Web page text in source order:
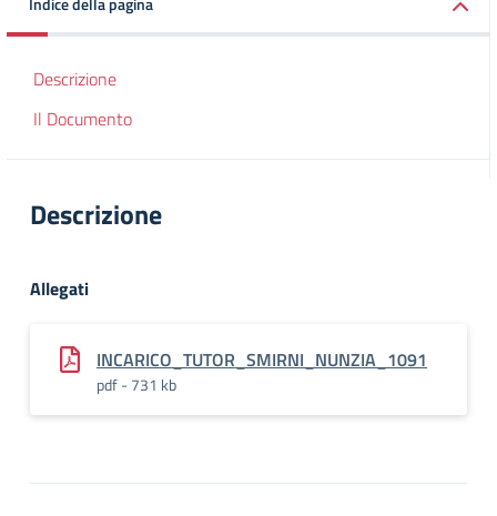
Descrizione
Il Documento
Descrizione
Allegati
INCARICO_TUTOR_SMIRNI_NUNZIA_1091
pdf - 731 kb